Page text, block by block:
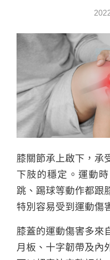
膝關節承上啟下，承
下肢的穩定。運動
跳、踢球等動作都跟
特別容易受到運動傷
膝蓋的運動傷害多來
月板、十字韌帶及內